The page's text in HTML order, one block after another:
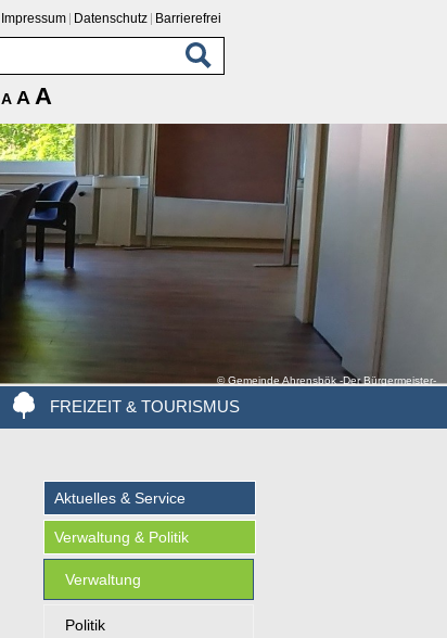
Impressum Datenschutz Barrierefrei
A A A
© Gemeinde Ahrensbök -Der Bürgermeister-
FREIZEIT & TOURISMUS
Aktuelles & Service
Verwaltung & Politik
Verwaltung
Politik